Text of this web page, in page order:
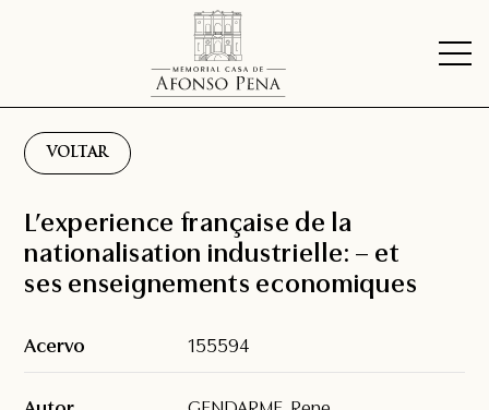
VOLTAR
L’experience française de la
nationalisation industrielle: – et
ses enseignements economiques
Acervo 155594